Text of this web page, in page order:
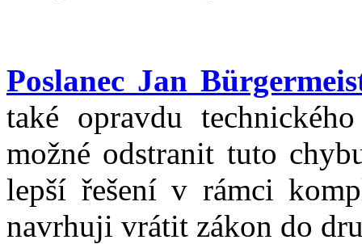
Poslanec Jan
také opravdu
možné odstranit tuto
lepší řešení v rámci
navrhuji vrátit zákon do